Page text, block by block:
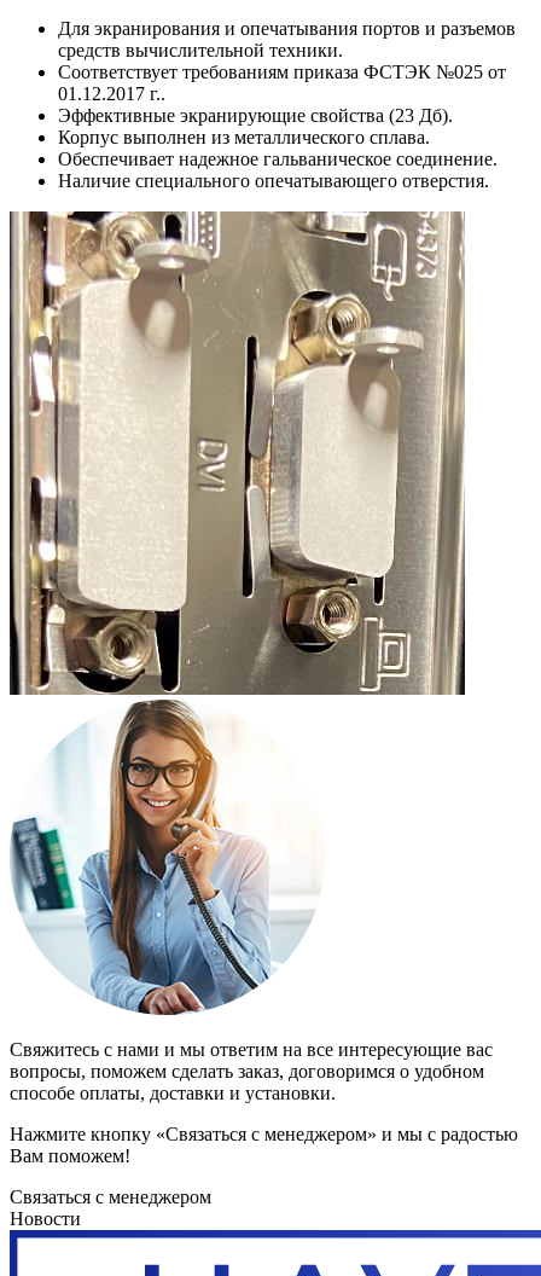
Для экранирования и опечатывания портов и разъемов
средств вычислительной техники.
Соответствует требованиям приказа ФСТЭК №025 от
01.12.2017 г..
Эффективные экранирующие свойства (23 Дб).
Корпус выполнен из металлического сплава.
Обеспечивает надежное гальваническое соединение.
Наличие специального опечатывающего отверстия.
Свяжитесь с нами и мы ответим на все интересующие вас
вопросы, поможем сделать заказ, договоримся о удобном
способе оплаты, доставки и установки.
Нажмите кнопку «Связаться с менеджером» и мы с радостью
Вам поможем!
Связаться с менеджером
Новости